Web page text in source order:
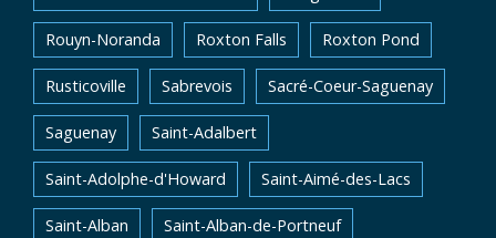
Rouyn-Noranda Roxton Falls Roxton Pond
Rusticoville Sabrevois Sacré-Coeur-Saguenay
Saguenay Saint-Adalbert
Saint-Adolphe-d'Howard Saint-Aimé-des-Lacs
Saint-Alban Saint-Alban-de-Portneuf